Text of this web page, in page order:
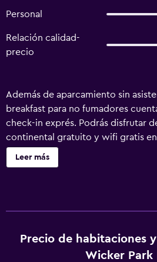
Personal
Relación calidad-
precio
Además de aparcamiento sin
breakfast para no fumadores
check-in exprés. Podrás disfrutar
continental gratuito y wifi gratis en
También encontrarás check-out
Park Inn ofrece 11 alojamientos
huéspedes pueden navegar por la
acceso a Internet wifi gratis. Se
Leer más
Precio de habitaciones
Wicker Park